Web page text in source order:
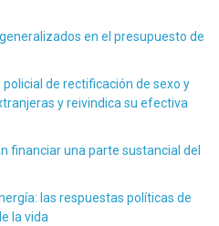
en el presupuesto de
de rectificación de sexo y
y reivindica su efectiva
financiar una parte sustancial del
las respuestas políticas de
la vida